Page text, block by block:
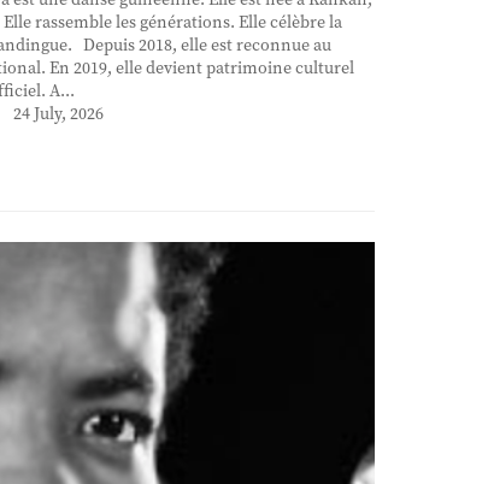
rassemble les générations. Elle célèbre la
Depuis 2018, elle est reconnue au
En 2019, elle devient patrimoine culturel
A...
24 July, 2026